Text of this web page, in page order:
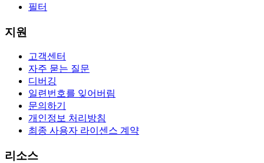
필터
지원
고객센터
자주 묻는 질문
디버깅
일련번호를 잊어버림
문의하기
개인정보 처리방침
최종 사용자 라이센스 계약
리소스